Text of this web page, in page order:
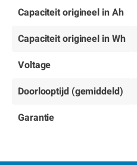
Capaciteit origineel in Ah
Capaciteit origineel in Wh
Voltage
Doorlooptijd (gemiddeld)
Garantie